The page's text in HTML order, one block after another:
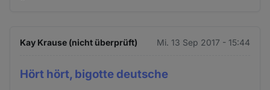
Kay Krause (nicht überprüft) Mi. 13 Sep 2017 - 15:44
Hört hört, bigotte deutsche